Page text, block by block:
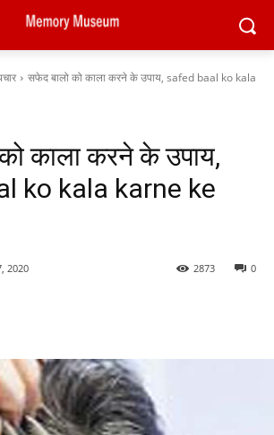
सफेद बालो को काला करने के उपाय, safed baal ko kala
काला करने के उपाय,
ko kala karne ke
2020 0
2873